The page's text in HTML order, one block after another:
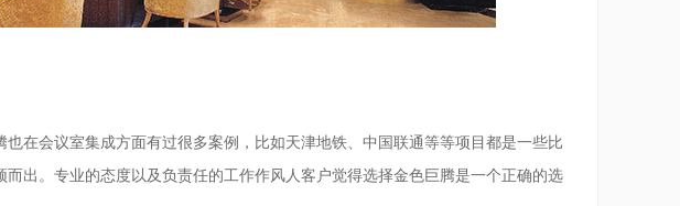
在会议室集成方面有过很多案例，比如天津地铁、中国联通等等项目都是一些比
出。专业的态度以及负责任的工作作风人客户觉得选择金色巨腾是一个正确的选